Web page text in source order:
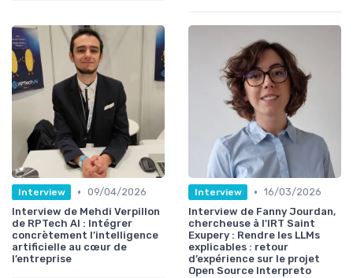
Interview • 09/04/2026
Interview de Mehdi Verpillon
de RPTech AI : Intégrer
concrètement l’intelligence
artificielle au cœur de
l’entreprise
Interview • 16/03/2026
Interview de Fanny Jourdan,
chercheuse à l'IRT Saint
Exupery : Rendre les LLMs
explicables : retour
d’expérience sur le projet
Open Source Interpreto